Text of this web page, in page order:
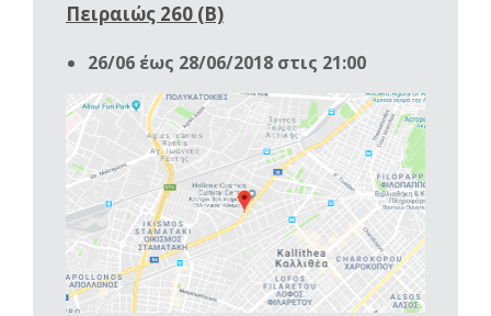
Πειραιώς 260 (Β)
26/06 έως 28/06/2018 στις 21:00